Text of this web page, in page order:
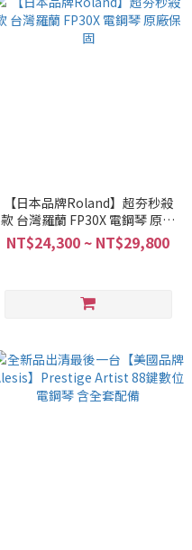
【日本品牌Roland】超夯秒殺
款 台灣羅蘭 FP30X 電鋼琴 原廠
保固
NT$24,300 ~ NT$29,800